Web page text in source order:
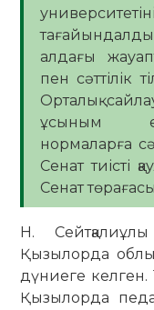
алдағы
пен сәттілік
Орталық
ұсыным
нормаларға
Сенат тиісті
Сенат
Н.
Қызылорда
дүниеге
Қызылорда